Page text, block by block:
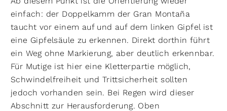
einfach: der Doppelkamm der Gran Montaña
taucht vor einem auf und auf dem linken Gipfel ist
eine Gipfelsäule zu erkennen. Direkt dorthin führt
ein Weg ohne Markierung, aber deutlich erkennbar.
Für Mutige ist hier eine Kletterpartie möglich,
Schwindelfreiheit und Trittsicherheit sollten
jedoch vorhanden sein. Bei Regen wird dieser
Abschnitt zur Herausforderung. Oben